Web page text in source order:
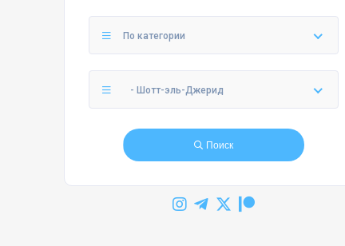
По категории
- Шотт-эль-Джерид
Поиск